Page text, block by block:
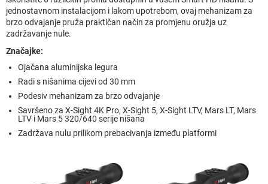
jednostavnom instalacijom i lakom upotrebom, ovaj mehanizam za
brzo odvajanje pruža praktičan način za promjenu oružja uz
zadržavanje nule.
Značajke:
Ojačana aluminijska legura
Radi s nišanima cijevi od 30 mm
Podesiv mehanizam za brzo odvajanje
Savršeno za X-Sight 4K Pro, X-Sight 5, X-Sight LTV, Mars LT, Mars
LTV i Mars 5 320/640 serije nišana
Zadržava nulu prilikom prebacivanja između platformi